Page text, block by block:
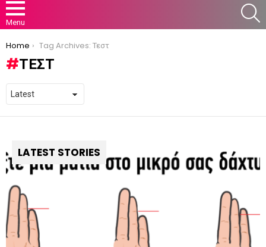
Menu
You are here:
Home Tag Archives: Τεστ
ΤΕΣΤ
LATEST STORIES